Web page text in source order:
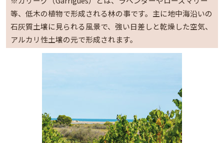
等、低木の植物で形成される林の事です。主に地中海沿いの
石灰質土壌に見られる風景で、強い日差しと乾燥した空気、
アルカリ性土壌の元で形成されます。